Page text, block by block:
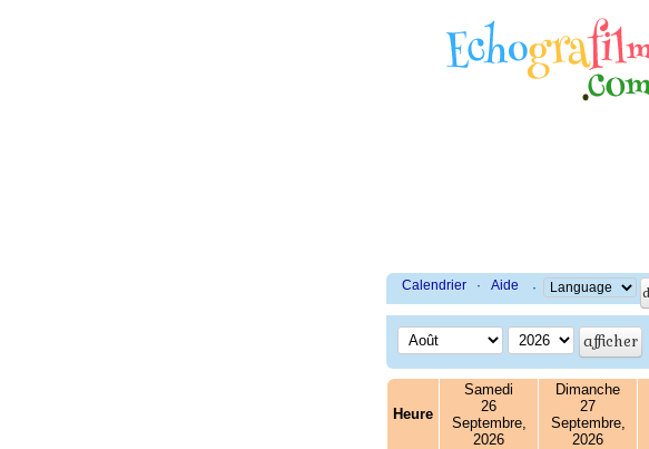
Calendrier · Aide ·
Heure
Samedi
26
Septembre,
2026
Dimanche
27
Septembre,
2026